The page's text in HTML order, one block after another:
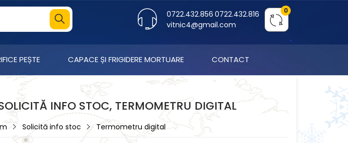
0
0722.432.856 0722.432.816
vitnic4@gmail.com
PEȘTE CAPACE ȘI FRIGIDERE MORTUARE CONTACT
INFO STOC, TERMOMETRU DIGITAL
Solicită info stoc Termometru digital